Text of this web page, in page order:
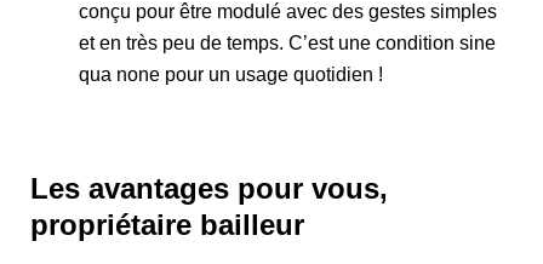
conçu pour être modulé avec des gestes simples
et en très peu de temps. C’est une condition sine
qua none pour un usage quotidien !
Les avantages pour vous,
propriétaire bailleur